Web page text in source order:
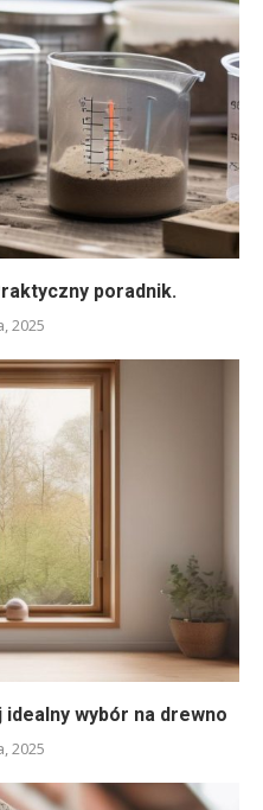
poradnik.
2025
wybór na drewno
2025